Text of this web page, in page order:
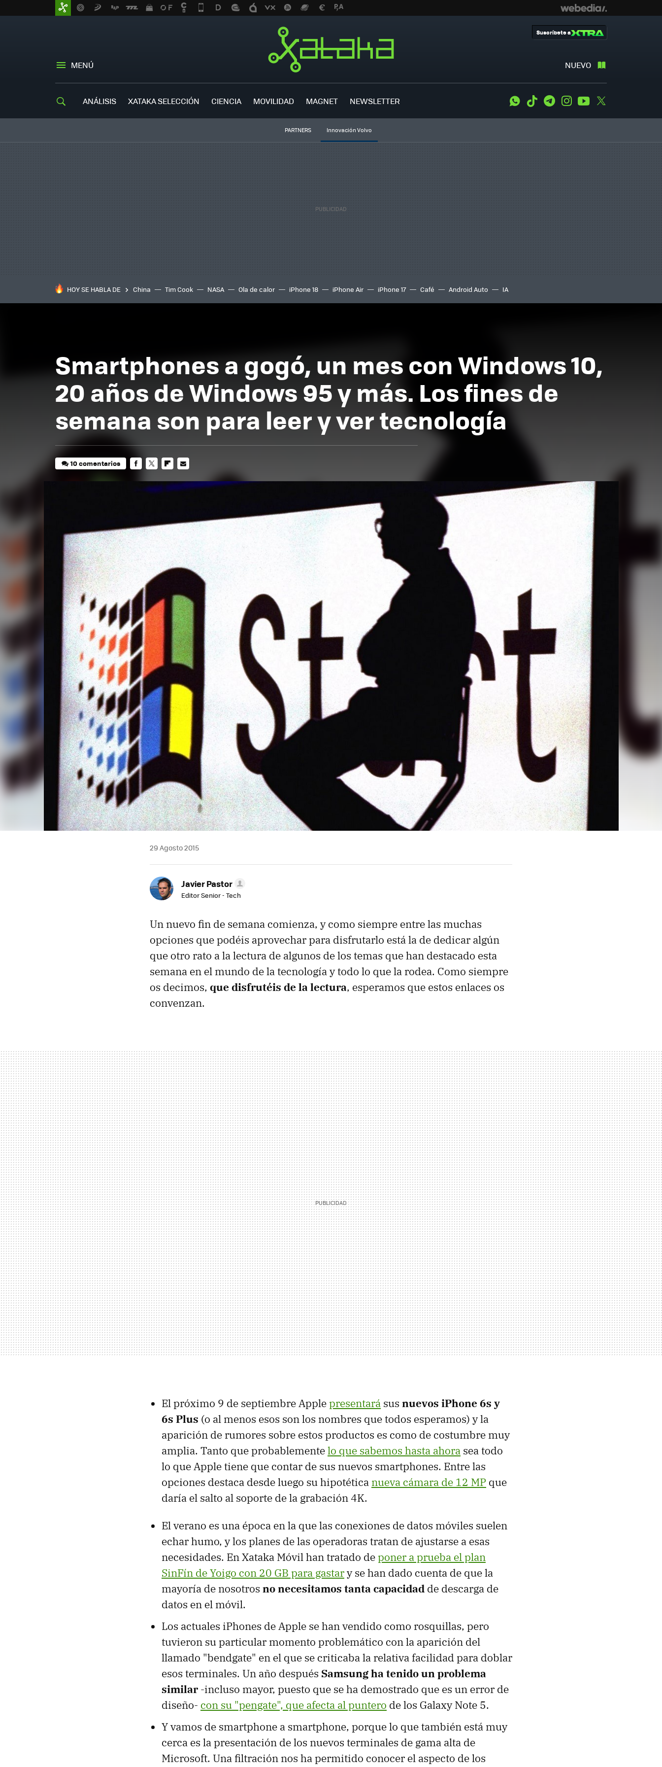
MENÚ NUEVO
Suscríbete a
ANÁLISIS XATAKA SELECCIÓN CIENCIA MOVILIDAD MAGNET NEWSLETTER WhatsApp
Tiktok TelegramInstagramYoutube
PARTNERS Innovación Volvo
HOY SE HABLA DE China Tim Cook NASA Ola de calor iPhone 18 iPhone Air iPhone 17 Café Android Auto IA
Smartphones a gogó, un mes con Windows 10,
20 años de Windows 95 y más. Los fines de
semana son para leer y ver tecnología
10 comentarios
MAIL
29 Agosto 2015
Javier Pastor
Editor Senior - Tech
Un nuevo fin de semana comienza, y como siempre entre las muchas
opciones que podéis aprovechar para disfrutarlo está la de dedicar algún
que otro rato a la lectura de algunos de los temas que han destacado esta
semana en el mundo de la tecnología y todo lo que la rodea. Como siempre
os decimos, que disfrutéis de la lectura, esperamos que estos enlaces os
convenzan.
El próximo 9 de septiembre Applepresentará sus nuevos iPhone 6s y
6s Plus (o al menos esos son los nombres que todos esperamos) y la
aparición de rumores sobre estos productos es como de costumbre muy
amplia. Tanto que probablementelo que sabemos hasta ahora sea todo
lo que Apple tiene que contar de sus nuevos smartphones. Entre las
opciones destaca desde luego su hipotética nueva cámara de 12 MP que
daría el salto al soporte de la grabación 4K.
El verano es una época en la que las conexiones de datos móviles suelen
echar humo, y los planes de las operadoras tratan de ajustarse a esas
necesidades. En Xataka Móvil han tratado deponer a prueba el plan
SinFín de Yoigo con 20 GB para gastary se han dado cuenta de que la
mayoría de nosotros no necesitamos tanta capacidad de descarga de
datos en el móvil.
Los actuales iPhones de Apple se han vendido como rosquillas, pero
tuvieron su particular momento problemático con la aparición del
llamado "bendgate" en el que se criticaba la relativa facilidad para doblar
esos terminales. Un año después Samsung ha tenido un problema
similar -incluso mayor, puesto que se ha demostrado que es un error de
diseño- con su "pengate", que afecta al puntero de los Galaxy Note 5.
Y vamos de smartphone a smartphone, porque lo que también está muy
cerca es la presentación de los nuevos terminales de gama alta de
Microsoft. Una filtración nos ha permitido conocer el aspecto de los